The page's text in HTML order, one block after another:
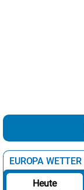
EUROPA WETTER
Heute